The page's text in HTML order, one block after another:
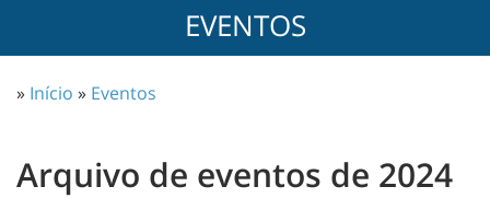
EVENTOS
» Início » Eventos
Arquivo de eventos de 2024